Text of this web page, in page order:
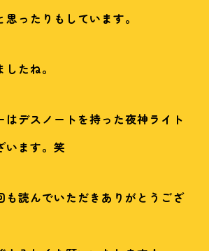
ったりもしています。
たね。
はデスノートを持った夜神ライト
います。笑
も読んでいただきありがとうござ